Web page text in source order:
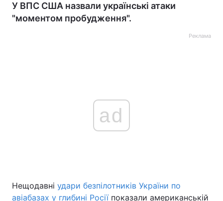
Україна Політика
У ВПС США назвали українські атаки
"моментом пробудження".
Реклама
ad
Нещодавні удари безпілотників України по
авіабазах у глибині Росіїпоказали американській